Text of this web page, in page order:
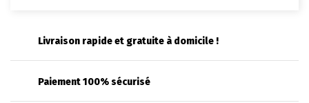
Livraison rapide et gratuite à domicile !
Paiement 100% sécurisé